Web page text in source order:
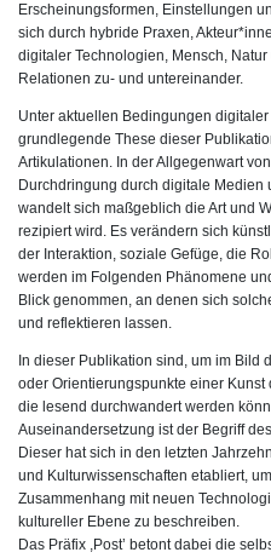
Erscheinungsformen, Einstellungen
sich durch hybride Praxen,
digitaler Technologien, Mensch,
Relationen zu- und untereinander.
Unter aktuellen Bedingungen
grundlegende These dieser
Artikulationen. In der Allgegenwart
Durchdringung durch digitale Medien
wandelt sich maßgeblich die Art und
rezipiert wird. Es verändern sich
der Interaktion, soziale Gefüge, die
werden im Folgenden Phänomene
Blick genommen, an denen sich
und reflektieren lassen.
In dieser Publikation sind, um im Bild
oder Orientierungspunkte einer
die lesend durchwandert werden
Auseinandersetzung ist der Begriff
Dieser hat sich in den letzten
und Kulturwissenschaften etabliert,
Zusammenhang mit neuen
kultureller Ebene zu beschreiben.
Das Präfix ,Post’ betont dabei die